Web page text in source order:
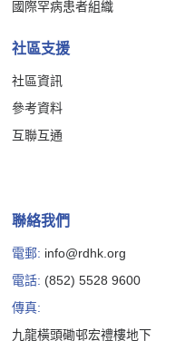
國際罕病患者組織
社區支援
社區資訊
參考資料
互聯互通
聯絡我們
電郵: info@rdhk.org
電話: (852) 5528 9600
傳真:
九龍橫頭磡邨宏禮樓地下